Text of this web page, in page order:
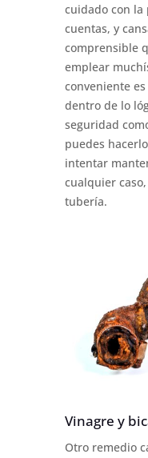
cuidado con la
cuentas, y
comprensible
emplear
conveniente
dentro de lo
seguridad
puedes
intentar
cualquier
tubería.
Vinagre y
Otro remedio